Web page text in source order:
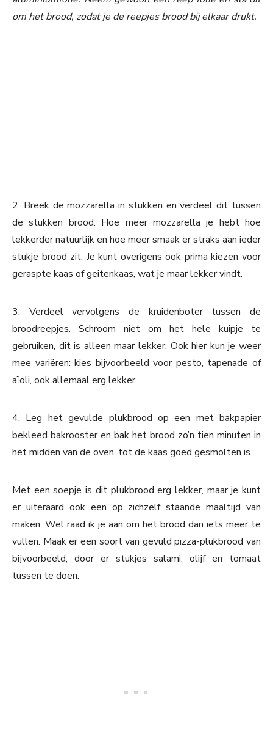
om het brood, zodat je de reepjes brood bij elkaar drukt.
2. Breek de mozzarella in stukken en verdeel dit tussen
de stukken brood. Hoe meer mozzarella je hebt hoe
lekkerder natuurlijk en hoe meer smaak er straks aan ieder
stukje brood zit. Je kunt overigens ook prima kiezen voor
geraspte kaas of geitenkaas, wat je maar lekker vindt.
3. Verdeel vervolgens de kruidenboter tussen de
broodreepjes. Schroom niet om het hele kuipje te
gebruiken, dit is alleen maar lekker. Ook hier kun je weer
mee variëren: kies bijvoorbeeld voor pesto, tapenade of
aïoli, ook allemaal erg lekker.
4. Leg het gevulde plukbrood op een met bakpapier
bekleed bakrooster en bak het brood zo’n tien minuten in
het midden van de oven, tot de kaas goed gesmolten is.
Met een soepje is dit plukbrood erg lekker, maar je kunt
er uiteraard ook een op zichzelf staande maaltijd van
maken. Wel raad ik je aan om het brood dan iets meer te
vullen. Maak er een soort van gevuld pizza-plukbrood van
bijvoorbeeld, door er stukjes salami, olijf en tomaat
tussen te doen.